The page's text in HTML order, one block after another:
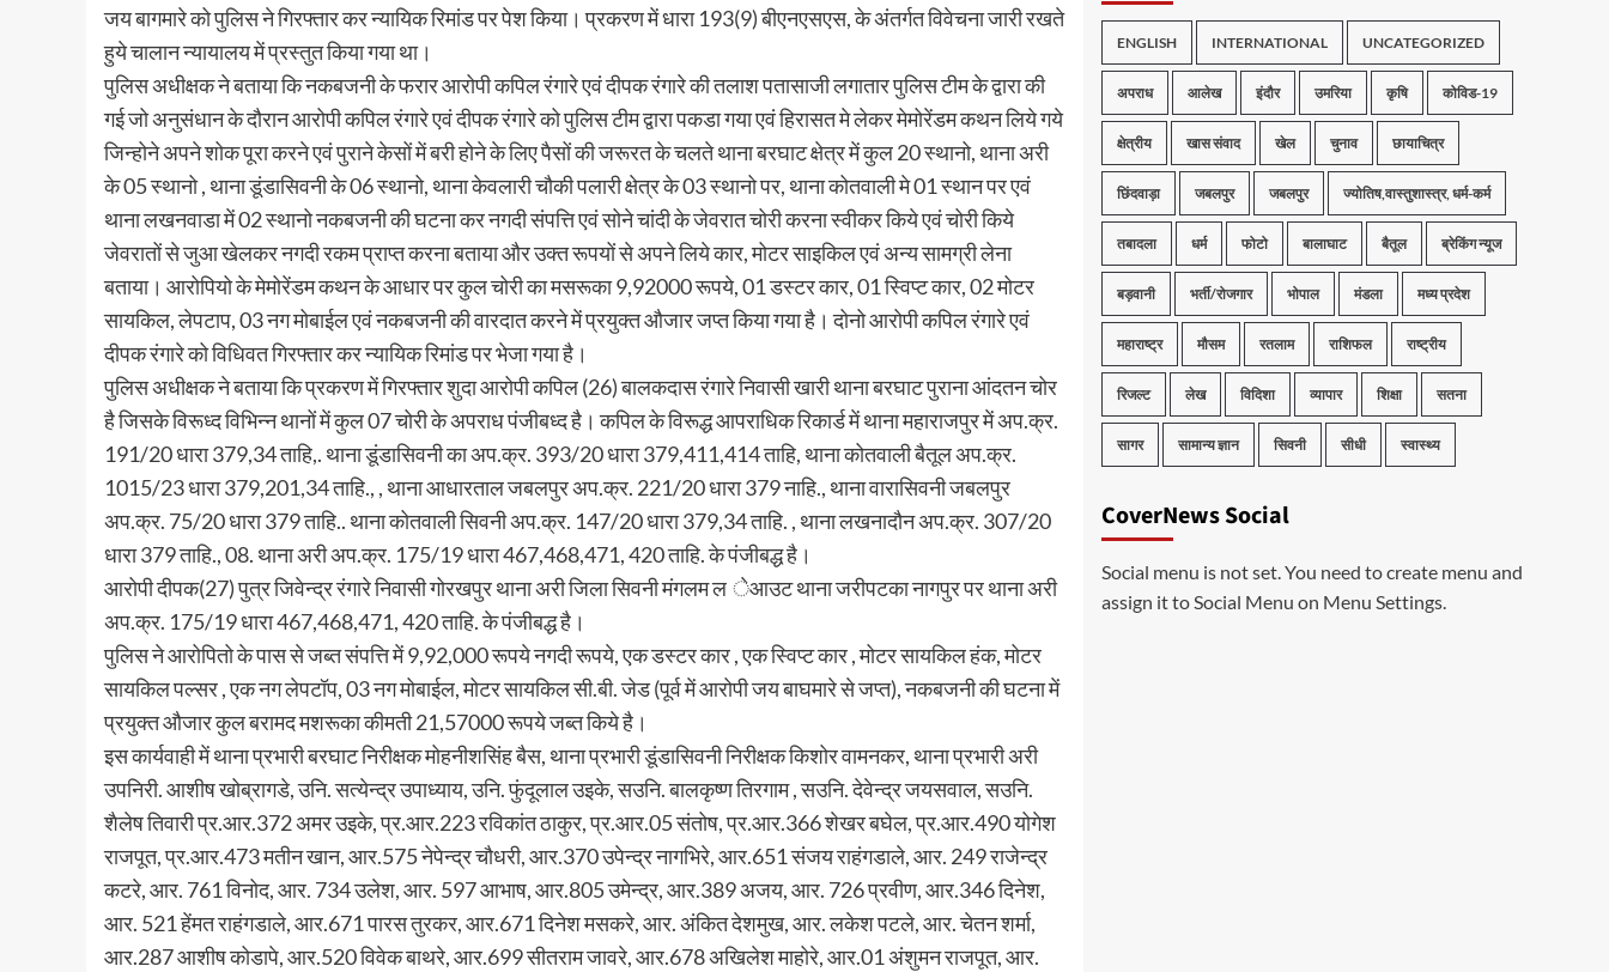
जय बागमारे को पुलिस ने गिरफ्तार कर न्यायिक रिमांड पर पेश किया। प्रकरण में धारा 193(9) बीएनएसएस, के अंतर्गत विवेचना जारी रखते
हुये चालान न्यायालय में प्रस्तुत किया गया था।
पुलिस अधीक्षक ने बताया कि नकबजनी के फरार आरोपी कपिल रंगारे एवं दीपक रंगारे की तलाश पतासाजी लगातार पुलिस टीम के द्वारा की
गई जो अनुसंधान के दौरान आरोपी कपिल रंगारे एवं दीपक रंगारे को पुलिस टीम द्वारा पकडा गया एवं हिरासत मे लेकर मेमोरेंडम कथन लिये गये
जिन्होने अपने शोक पूरा करने एवं पुराने केसों में बरी होने के लिए पैसों की जरूरत के चलते थाना बरघाट क्षेत्र में कुल 20 स्थानो, थाना अरी
के 05 स्थानो , थाना डूंडासिवनी के 06 स्थानो, थाना केवलारी चौकी पलारी क्षेत्र के 03 स्थानो पर, थाना कोतवाली मे 01 स्थान पर एवं
थाना लखनवाडा में 02 स्थानो नकबजनी की घटना कर नगदी संपत्ति एवं सोने चांदी के जेवरात चोरी करना स्वीकर किये एवं चोरी किये
जेवरातों से जुआ खेलकर नगदी रकम प्राप्त करना बताया और उक्त रूपयों से अपने लिये कार, मोटर साइकिल एवं अन्य सामग्री लेना
बताया। आरोपियो के मेमोरेंडम कथन के आधार पर कुल चोरी का मसरूका 9,92000 रूपये, 01 डस्टर कार, 01 स्विप्ट कार, 02 मोटर
सायकिल, लेपटाप, 03 नग मोबाईल एवं नकबजनी की वारदात करने में प्रयुक्त औजार जप्त किया गया है। दोनो आरोपी कपिल रंगारे एवं
दीपक रंगारे को विधिवत गिरफ्तार कर न्यायिक रिमांड पर भेजा गया है।
पुलिस अधीक्षक ने बताया कि प्रकरण में गिरफ्तार शुदा आरोपी कपिल (26) बालकदास रंगारे निवासी खारी थाना बरघाट पुराना आंदतन चोर
है जिसके विरूध्द विभिन्न थानों में कुल 07 चोरी के अपराध पंजीबध्द है। कपिल के विरूद्ध आपराधिक रिकार्ड में थाना महाराजपुर में अप.क्र.
191/20 धारा 379,34 ताहि,. थाना डूंडासिवनी का अप.क्र. 393/20 धारा 379,411,414 ताहि, थाना कोतवाली बैतूल अप.क्र.
1015/23 धारा 379,201,34 ताहि., , थाना आधारताल जबलपुर अप.क्र. 221/20 धारा 379 नाहि., थाना वारासिवनी जबलपुर
अप.क्र. 75/20 धारा 379 ताहि.. थाना कोतवाली सिवनी अप.क्र. 147/20 धारा 379,34 ताहि. , थाना लखनादौन अप.क्र. 307/20
धारा 379 ताहि., 08. थाना अरी अप.क्र. 175/19 धारा 467,468,471, 420 ताहि. के पंजीबद्ध है।
आरोपी दीपक(27) पुत्र जिवेन्द्र रंगारे निवासी गोरखपुर थाना अरी जिला सिवनी मंगलम ल ेआउट थाना जरीपटका नागपुर पर थाना अरी
अप.क्र. 175/19 धारा 467,468,471, 420 ताहि. के पंजीबद्ध है।
पुलिस ने आरोपितो के पास से जब्त संपत्ति में 9,92,000 रूपये नगदी रूपये, एक डस्टर कार , एक स्विप्ट कार , मोटर सायकिल हंक, मोटर
सायकिल पल्सर , एक नग लेपटॉप, 03 नग मोबाईल, मोटर सायकिल सी.बी. जेड (पूर्व में आरोपी जय बाघमारे से जप्त), नकबजनी की घटना में
प्रयुक्त औजार कुल बरामद मशरूका कीमती 21,57000 रूपये जब्त किये है।
इस कार्यवाही में थाना प्रभारी बरघाट निरीक्षक मोहनीशसिंह बैस, थाना प्रभारी डूंडासिवनी निरीक्षक किशोर वामनकर, थाना प्रभारी अरी
उपनिरी. आशीष खोब्रागडे, उनि. सत्येन्द्र उपाध्याय, उनि. फुंदूलाल उइके, सउनि. बालकृष्ण तिरगाम , सउनि. देवेन्द्र जयसवाल, सउनि.
शैलेष तिवारी प्र.आर.372 अमर उइके, प्र.आर.223 रविकांत ठाकुर, प्र.आर.05 संतोष, प्र.आर.366 शेखर बघेल, प्र.आर.490 योगेश
राजपूत, प्र.आर.473 मतीन खान, आर.575 नेपेन्द्र चौधरी, आर.370 उपेन्द्र नागभिरे, आर.651 संजय राहंगडाले, आर. 249 राजेन्द्र
कटरे, आर. 761 विनोद, आर. 734 उलेश, आर. 597 आभाष, आर.805 उमेन्द्र, आर.389 अजय, आर. 726 प्रवीण, आर.346 दिनेश,
आर. 521 हेंमत राहंगडाले, आर.671 पारस तुरकर, आर.671 दिनेश मसकरे, आर. अंकित देशमुख, आर. लकेश पटले, आर. चेतन शर्मा,
आर.287 आशीष कोडापे, आर.520 विवेक बाथरे, आर.699 सीतराम जावरे, आर.678 अखिलेश माहोरे, आर.01 अंशुमन राजपूत, आर.
ENGLISH INTERNATIONAL UNCATEGORIZED
अपराध आलेख इंदौर उमरिया कृषि कोविड-19
क्षेत्रीय खास संवाद खेल चुनाव छायाचित्र
छिंदवाड़ा जबलपुर जबलपुर ज्योतिष,वास्तुशास्त्र, धर्म-कर्म
तबादला धर्म फोटो बालाघाट बैतूल ब्रेकिंग न्यूज
बड़वानी भर्ती/रोजगार भोपाल मंडला मध्य प्रदेश
महाराष्ट्र मौसम रतलाम राशिफल राष्ट्रीय
रिजल्ट लेख विदिशा व्यापार शिक्षा सतना
सागर सामान्य ज्ञान सिवनी सीधी स्वास्थ्य
CoverNews Social
Social menu is not set. You need to create menu and
assign it to Social Menu on Menu Settings.